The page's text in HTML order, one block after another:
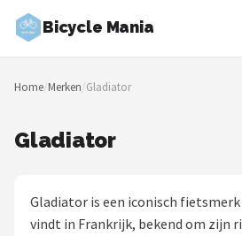
Bicycle Mania
Zoeken
NAVIGATIE
Blog
Home/Merken/Gladiator
Gladiator
Gladiator is een iconisch
vindt in Frankrijk, bekend om zijn